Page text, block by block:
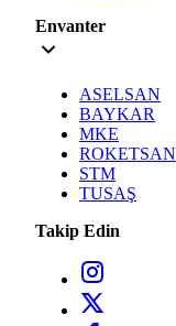
Envanter
ASELSAN
BAYKAR
MKE
ROKETSAN
STM
TUSAŞ
Takip Edin